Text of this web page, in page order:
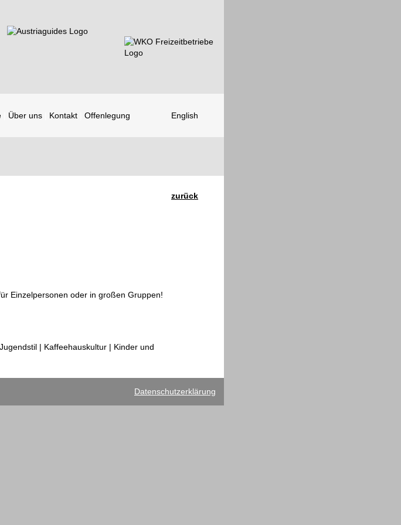
Über uns Kontakt Offenlegung English
zurück
Einzelpersonen oder in großen Gruppen!
| Kaffeehauskultur | Kinder und
Datenschutzerklärung